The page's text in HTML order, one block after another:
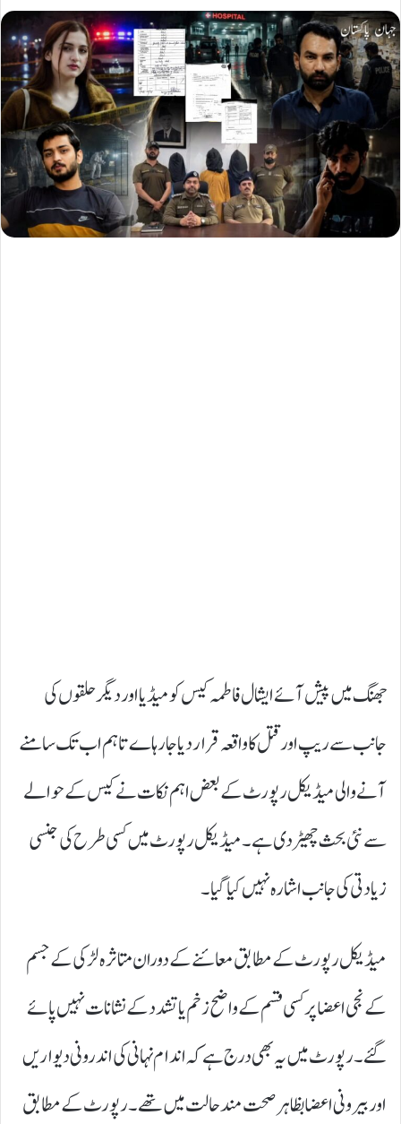
جھنگ میں پیش آئے ایشال فاطمہ کیس کو میڈیا اور دیگر حلقوں کی
جانب سے ریپ اور قتل کا واقعہ قرار دیا جا رہاے تاہم اب تک سامنے
آنے والی میڈیکل رپورٹ کے بعض اہم نکات نے کیس کے حوالے
سے نئی بحث چھیڑ دی ہے۔ میڈیکل رپورٹ میں کسی طرح کی جنسی
زیادتی کی جانب اشارہ نہیں کیا گیا۔
میڈیکل رپورٹ کے مطابق معائنے کے دوران متاثرہ لڑکی کے جسم
کے نجی اعضا پر کسی قسم کے واضح زخم یا تشدد کے نشانات نہیں پائے
گئے۔ رپورٹ میں یہ بھی درج ہے کہ اندام نہانی کی اندرونی دیواریں
اور بیرونی اعضا بظاہر صحت مند حالت میں تھے۔ رپورٹ کے مطابق